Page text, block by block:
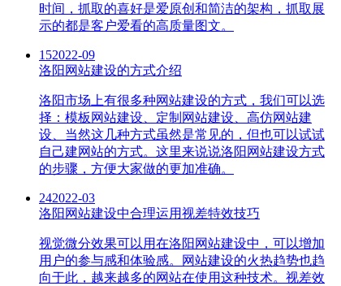
时间，抓取的喜好是爱原创和简洁的架构，抓取展
示的都是客户爱看的高质量图文。
152022-09
洛阳网站建设的方式介绍
洛阳市场上有很多种网站建设的方式，我们可以选
择：模板网站建设、定制网站建设、高仿网站建
设、当然这几种方式虽然是常见的，但也可以试试
自己建网站的方式。这里来说说洛阳网站建设方式
的步骤，方便大家做的更加准确。
242022-03
洛阳网站建设中合理运用视差特效技巧
视觉微分效果可以用在洛阳网站建设中，可以增加
用户的参与感和体验感。网站建设的火热趋势也趋
向于此，越来越多的网站在使用这种技术。视差效